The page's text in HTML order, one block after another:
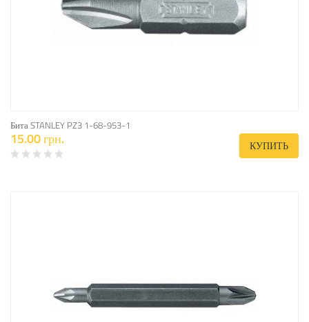
Бита STANLEY PZ3 1-68-953-1
15.00 грн. КУПИТЬ